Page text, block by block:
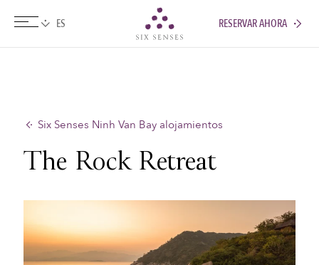
Six sensesRESERVAR AHORA
Six Senses Ninh Van Bay alojamientos
The Rock Retreat